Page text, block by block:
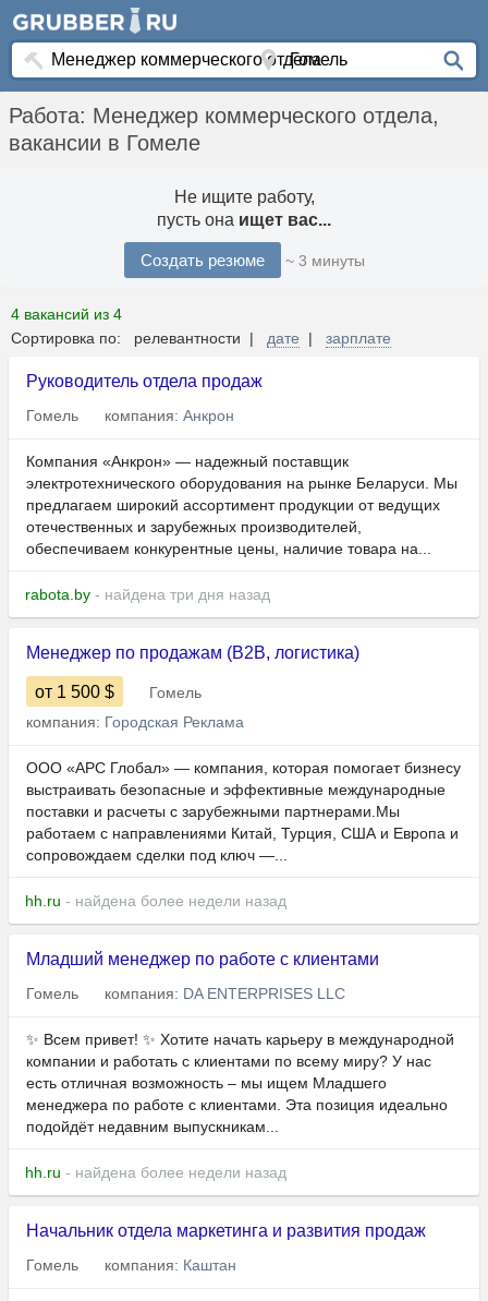
Работа: Менеджер коммерческого отдела,
вакансии в Гомеле
Не ищите работу,
пусть она ищет вас...
Создать резюме ~ 3 минуты
4 вакансий из 4
Сортировка по: релевантности | дате | зарплате
Руководитель отдела продаж
Гомель компания: Анкрон
Компания «Анкрон» — надежный поставщик
электротехнического оборудования на рынке Беларуси. Мы
предлагаем широкий ассортимент продукции от ведущих
отечественных и зарубежных производителей,
обеспечиваем конкурентные цены, наличие товара на...
rabota.by - найдена три дня назад
Менеджер по продажам (B2B, логистика)
от 1 500 $
Гомель
компания: Городская Реклама
ООО «АРС Глобал» — компания, которая помогает бизнесу
выстраивать безопасные и эффективные международные
поставки и расчеты с зарубежными партнерами.Мы
работаем с направлениями Китай, Турция, США и Европа и
сопровождаем сделки под ключ —...
hh.ru - найдена более недели назад
Младший менеджер по работе с клиентами
Гомель компания: DA ENTERPRISES LLC
✨ Всем привет! ✨ Хотите начать карьеру в международной
компании и работать с клиентами по всему миру? У нас
есть отличная возможность – мы ищем Младшего
менеджера по работе с клиентами. Эта позиция идеально
подойдёт недавним выпускникам...
hh.ru - найдена более недели назад
Начальник отдела маркетинга и развития продаж
Гомель компания: Каштан